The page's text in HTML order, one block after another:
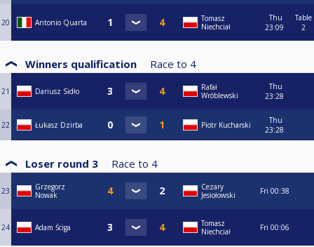
20 Antonio Quarta
Tomasz
Niechciał
Thu
23:09
Table
2
Winners qualification Race to 4
21 Dariusz Sidło
Rafał
Wróblewski
Thu
23:28
22 Łukasz Dzirba Piotr Kucharski
Thu
23:28
Loser round 3 Race to 4
23
Grzegorz
Nowak
Cezary
Jesiołowski
Fri 00:38
24 Adam Ściga
Tomasz
Niechciał
Fri 00:06